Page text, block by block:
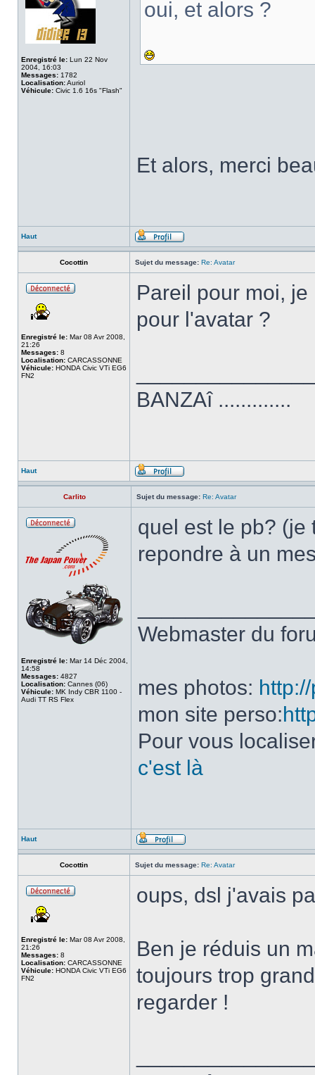
Enregistré le: Lun 22 Nov
2004, 16:03
Messages: 1782
Localisation:Auriol
Véhicule: Civic 1.6 16s "Flash"
oui, et alors ?
Et alors, merci
Haut
Cocottin Sujet du message: Re: Avatar
Enregistré le: Mar 08 Avr 2008,
21:26
Messages: 8
Localisation: CARCASSONNE
Véhicule: HONDA Civic VTi EG6
FN2
Pareil pour moi,
pour l'avatar ?
BANZAî .............
Haut
Carlito Sujet du message: Re: Avatar
Enregistré le: Mar 14 Déc 2004,
14:58
Messages: 4827
Localisation: Cannes (06)
Véhicule: MK Indy CBR 1100 -
Audi TT RS Flex
quel est le pb? (je
repondre à un
Webmaster du
mes photos:
mon site perso:
Pour vous
c'est là
Haut
Cocottin Sujet du message: Re: Avatar
Enregistré le: Mar 08 Avr 2008,
21:26
Messages: 8
Localisation: CARCASSONNE
Véhicule: HONDA Civic VTi EG6
FN2
oups, dsl j'avais
Ben je réduis un
toujours trop
regarder !